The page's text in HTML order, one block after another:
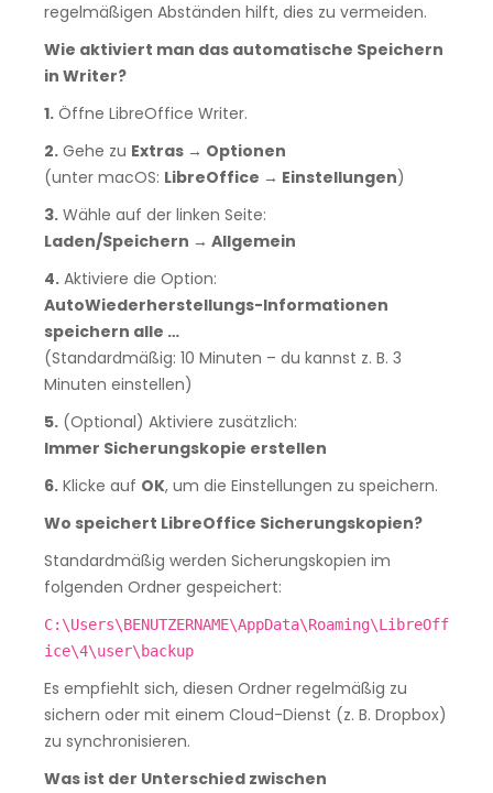
regelmäßigen Abständen hilft, dies zu vermeiden.
Wie aktiviert man das automatische Speichern
in Writer?
1. Öffne LibreOffice Writer.
2. Gehe zu Extras → Optionen
(unter macOS: LibreOffice → Einstellungen)
3. Wähle auf der linken Seite:
Laden/Speichern → Allgemein
4. Aktiviere die Option:
AutoWiederherstellungs-Informationen
speichern alle …
(Standardmäßig: 10 Minuten – du kannst z. B. 3
Minuten einstellen)
5. (Optional) Aktiviere zusätzlich:
Immer Sicherungskopie erstellen
6. Klicke auf OK, um die Einstellungen zu speichern.
Wo speichert LibreOffice Sicherungskopien?
Standardmäßig werden Sicherungskopien im
folgenden Ordner gespeichert:
C:\Users\BENUTZERNAME\AppData\Roaming\LibreOff
ice\4\user\backup
Es empfiehlt sich, diesen Ordner regelmäßig zu
sichern oder mit einem Cloud-Dienst (z. B. Dropbox)
zu synchronisieren.
Was ist der Unterschied zwischen